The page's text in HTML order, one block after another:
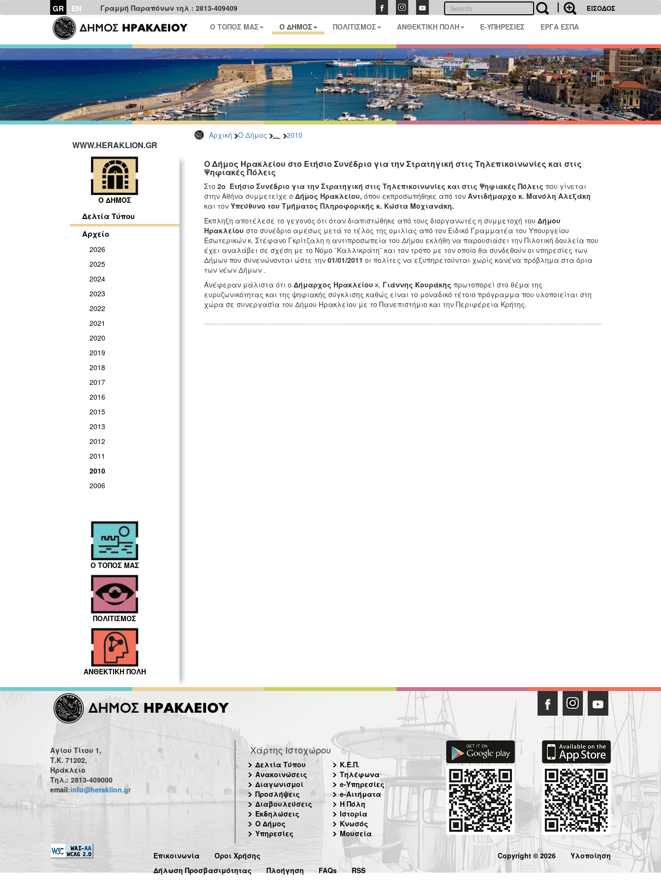
GR EN Γραμμή Παραπόνων τηλ : 2813-409409 ΕΙΣΟΔΟΣ
Ο ΤΟΠΟΣ ΜΑΣ Ο ΔΗΜΟΣ ΠΟΛΙΤΙΣΜΟΣ ΑΝΘΕΚΤΙΚΗ ΠΟΛΗ E-ΥΠΗΡΕΣΙΕΣ ΕΡΓΑ ΕΣΠΑ
Αρχική Ο Δήμος ... 2010
WWW.HERAKLION.GR
Ο ΔΗΜΟΣ
Δελτία Τύπου
Αρχείο
2026
2025
2024
2023
2022
2021
2020
2019
2018
2017
2016
2015
2013
2012
2011
2010
2006
Ο ΤΟΠΟΣ ΜΑΣ
ΠΟΛΙΤΙΣΜΟΣ
ΑΝΘΕΚΤΙΚΗ ΠΟΛΗ
Ο Δήμος Ηρακλείου στο Ετήσιο Συνέδριο για την Στρατηγική στις Τηλεπικοινωνίες και στις
Ψηφιακές Πόλεις
Στο 2o Ετήσιο Συνέδριο για την Στρατηγική στις Τηλεπικοινωνίες και στις Ψηφιακές Πόλεις που γίνεται
στην Αθήνα συμμετείχε ο Δήμος Ηρακλείου, όπου εκπροσωπήθηκε από τον Αντιδήμαρχο κ. Μανόλη Αλεξάκη
και τον Υπεύθυνο του Τμήματος Πληροφορικής κ. Κώστα Μοχιανάκη.
Έκπληξη αποτέλεσε το γεγονός ότι όταν διαπιστώθηκε από τους διοργανωτές η συμμετοχή του Δήμου
Ηρακλείου στο συνέδριο αμέσως μετά το τέλος της ομιλίας από τον Ειδικό Γραμματέα του Υπουργείου
Εσωτερικών κ. Στέφανο Γκρίτζαλη η αντιπροσωπεία του Δήμου εκλήθη να παρουσιάσει την Πιλοτική δουλεία που
έχει αναλάβει σε σχέση με το Νόμο ¨Καλλικράτη¨ και τον τρόπο με τον οποίο θα συνδεθούν οι υπηρεσίες των
Δήμων που συνενώνονται ώστε την 01/01/2011 οι πολίτες να εξυπηρετούνται χωρίς κανένα πρόβλημα στα όρια
των νέων Δήμων .
Ανέφεραν μάλιστα ότι ο Δήμαρχος Ηρακλείου κ. Γιάννης Κουράκης πρωτοπορεί στο θέμα της
ευρυζωνικότητας και της ψηφιακής σύγκλισης καθώς είναι το μοναδικό τέτοιο πρόγραμμα που υλοποιείται στη
χώρα σε συνεργασία του Δήμου Ηρακλείου με το Πανεπιστήμιο και την Περιφέρεια Κρήτης.
Αγίου Τίτου 1,
Τ.Κ. 71202,
Ηράκλειο
Τηλ.: 2813-409000
email:info@heraklion.gr
Χάρτης Ιστοχώρου
Δελτία Τύπου
Ανακοινώσεις
Διαγωνισμοί
Προσλήψεις
Διαβουλεύσεις
Εκδηλώσεις
Ο Δήμος
Υπηρεσίες
Κ.Ε.Π.
Τηλέφωνα
e-Υπηρεσίες
e-Αιτήματα
Η Πόλη
Ιστορία
Κνωσός
Μουσεία
Επικοινωνία
Όροι Χρήσης
Δήλωση Προσβασιμότητας
Πλοήγηση FAQs RSS
Copyright © 2026 Υλοποίηση